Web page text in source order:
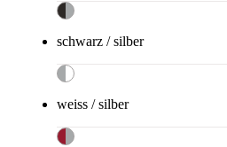
schwarz / silber
weiss / silber